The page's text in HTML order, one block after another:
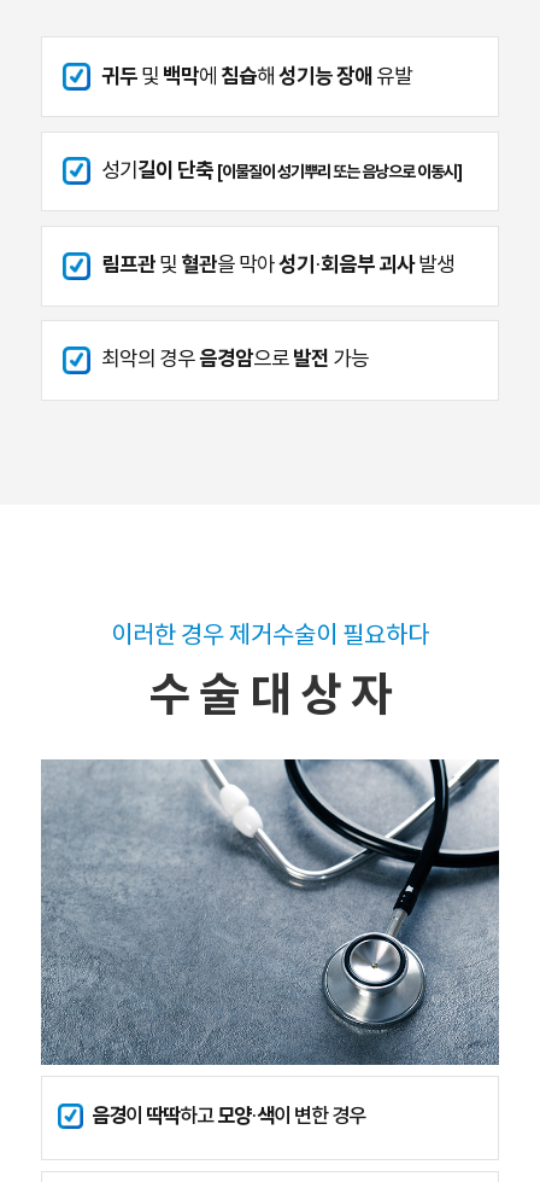
귀두및 백막에 침습해 성기능 장애 유발
성기 길이 단축 [이물질이 성기뿌리 또는 음낭으로 이동시]
림프관및 혈관을 막아성기·회음부 괴사발생
최악의 경우음경암으로 발전 가능
이러한 경우 제거수술이 필요하다
수 술 대 상 자
음경이 딱딱하고모양·색이 변한 경우